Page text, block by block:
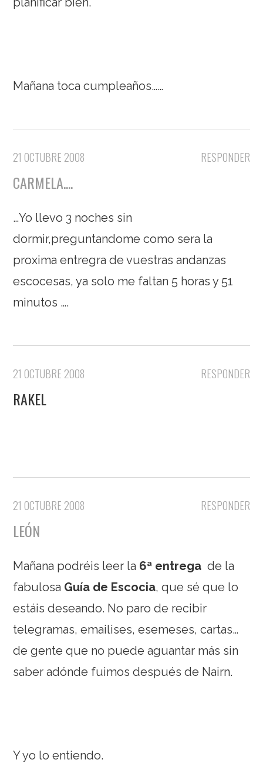
Mañana toca cumpleaños……
RESPONDER
21 OCTUBRE 2008
CARMELA....
…Yo llevo 3 noches sin
dormir,preguntandome como sera la
proxima entregra de vuestras andanzas
escocesas, ya solo me faltan 5 horas y 51
minutos ….
RESPONDER
21 OCTUBRE 2008
RAKEL
RESPONDER
21 OCTUBRE 2008
LEÓN
Mañana podréis leer la 6ª entrega de la
fabulosa Guía de Escocia, que sé que lo
estáis deseando. No paro de recibir
telegramas, emailises, esemeses, cartas…
de gente que no puede aguantar más sin
saber adónde fuimos después de Nairn.
Y yo lo entiendo.